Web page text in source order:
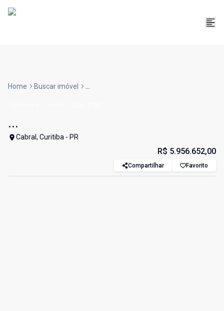
Home Buscar imóvel ...
...
Cabral, Curitiba - PR
R$ 5.956.652,00
Compartilhar Favorito